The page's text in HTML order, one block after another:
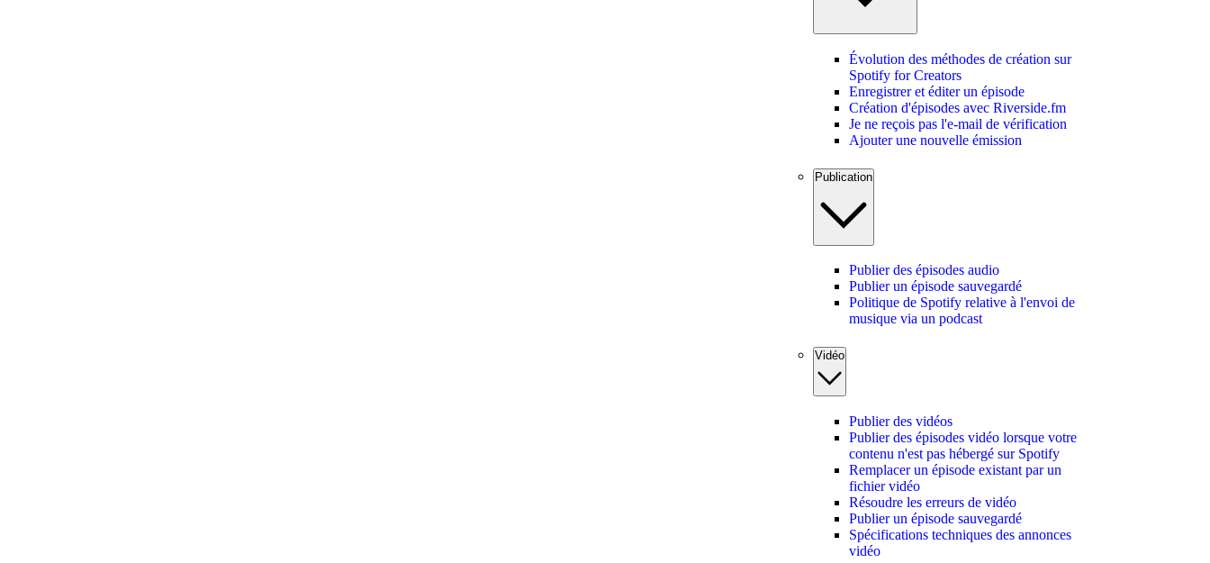
Évolution des méthodes de création sur
Spotify for Creators
Enregistrer et éditer un épisode
Création d'épisodes avec Riverside.fm
Je ne reçois pas l'e-mail de vérification
Ajouter une nouvelle émission
Publication
Publier des épisodes audio
Publier un épisode sauvegardé
Politique de Spotify relative à l'envoi de
musique via un podcast
Vidéo
Publier des vidéos
Publier des épisodes vidéo lorsque votre
contenu n'est pas hébergé sur Spotify
Remplacer un épisode existant par un
fichier vidéo
Résoudre les erreurs de vidéo
Publier un épisode sauvegardé
Spécifications techniques des annonces
vidéo